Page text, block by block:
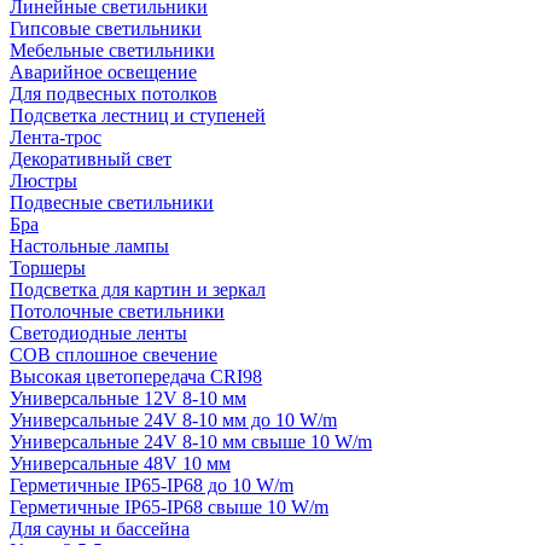
Линейные светильники
Гипсовые светильники
Мебельные светильники
Аварийное освещение
Для подвесных потолков
Подсветка лестниц и ступеней
Лента-трос
Декоративный свет
Люстры
Подвесные светильники
Бра
Настольные лампы
Торшеры
Подсветка для картин и зеркал
Потолочные светильники
Светодиодные ленты
COB сплошное свечение
Высокая цветопередача CRI98
Универсальные 12V 8-10 мм
Универсальные 24V 8-10 мм до 10 W/m
Универсальные 24V 8-10 мм свыше 10 W/m
Универсальные 48V 10 мм
Герметичные IP65-IP68 до 10 W/m
Герметичные IP65-IP68 свыше 10 W/m
Для сауны и бассейна